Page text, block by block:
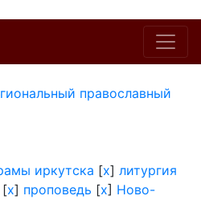
православный
иркутска [x] литургия
[x] проповедь [x] Ново-